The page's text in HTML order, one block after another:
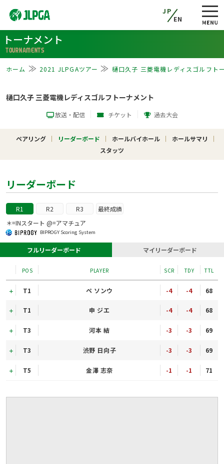
JP
EN
トーナメント
TOURNAMENTS
ホーム 2021 JLPGAツアー 樋口久子 三菱電機レディスゴルフト
樋口久子 三菱電機レディスゴルフトーナメント
放送・配信 チケット 過去大会
ペアリング リーダーボード ホールバイホール
ホールサマリ
スタッツ
リーダーボード
R1 R2 R3 最終成績
BIPROGY Scoring System
＊=INスタート @=アマチュア
フルリーダーボード マイリーダーボード
POS PLAYER SCR TDY TTL
T1 ペ ソンウ -4 -4 68
T1 申 ジエ -4 -4 68
T3 河本 結 -3 -3 69
T3 渋野 日向子 -3 -3 69
T5 金澤 志奈 -1 -1 71